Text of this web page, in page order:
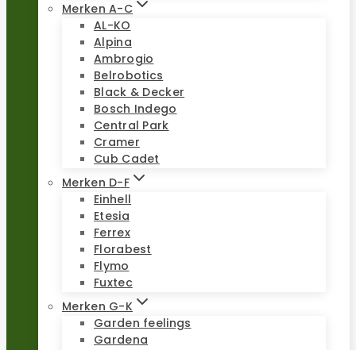
Merken A-C
AL-KO
Alpina
Ambrogio
Belrobotics
Black & Decker
Bosch Indego
Central Park
Cramer
Cub Cadet
Merken D-F
Einhell
Etesia
Ferrex
Florabest
Flymo
Fuxtec
Merken G-K
Garden feelings
Gardena